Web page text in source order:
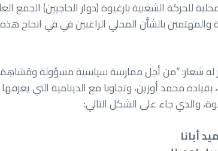
للحركة الشعبية بارغيوة (دوار الحاجيين) الجمع
والمهتمين بالشأن المحلي الراغبين في في انجاح
له شعار: “من أجل ممارسة سياسية مسؤولة
بقيادة محمد أوزين، وتجاوبا مع الدينامية التي
والذي جاء على الشكل التالي:
أبانا